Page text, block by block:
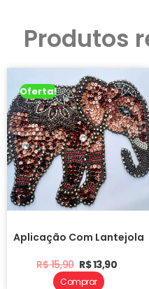
Produtos
Oferta!
Aplicação Com Lantejola
R$15,90 R$13,90
Comprar